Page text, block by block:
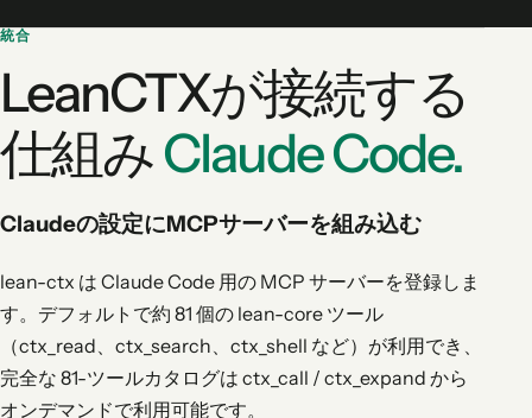
統合
LeanCTXが接続する
仕組みClaude Code.
Claudeの設定にMCPサーバーを組み込む
lean-ctx は Claude Code 用の MCP サーバーを登録しま
す。デフォルトで約 81 個の lean-core ツール
（ctx_read、ctx_search、ctx_shell など）が利用でき、
完全な 81-ツールカタログは ctx_call / ctx_expand から
オンデマンドで利用可能です。